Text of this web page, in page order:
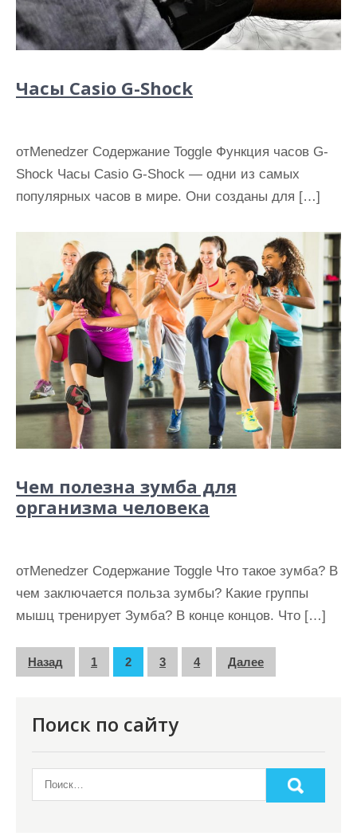
Часы Casio G-Shock
отMenedzer Содержание Toggle Функция часов G-
Shock Часы Casio G-Shock — одни из самых
популярных часов в мире. Они созданы для […]
Чем полезна зумба для
организма человека
отMenedzer Содержание Toggle Что такое зумба? В
чем заключается польза зумбы? Какие группы
мышц тренирует Зумба? В конце концов. Что […]
ПНазад 1 2 3 4 Далее
Поиск по сайту